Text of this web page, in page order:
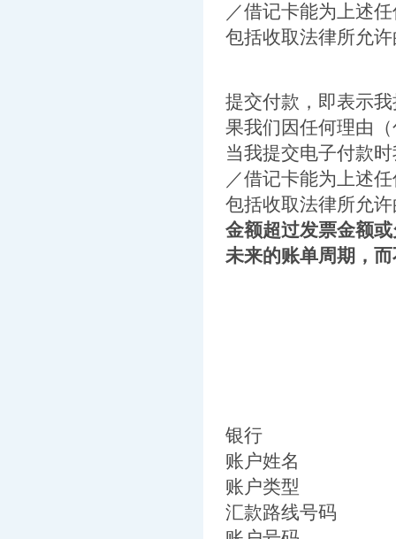
／借记卡能为上述
包括收取法律所允
提交付款，即表示
果我们因任何理由
当我提交电子付款
／借记卡能为上述
包括收取法律所允
金额超过发票金额
未来的账单周期，
银行
账户姓名
账户类型
汇款路线号码